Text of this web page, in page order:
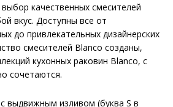
качественных смесителей
вкус. Доступны все от
до привлекательных дизайнерских
смесителей Blanco созданы,
кухонных раковин Blanco, с
сочетаются.
выдвижным изливом (буква S в